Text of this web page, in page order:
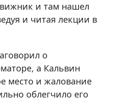
и там нашел
и читая лекции в
о
а Кальвин
место и жалование
облегчило его